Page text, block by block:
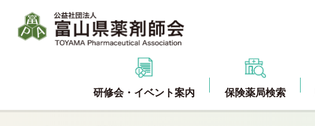
研修会・イベント案内 保険薬局検索